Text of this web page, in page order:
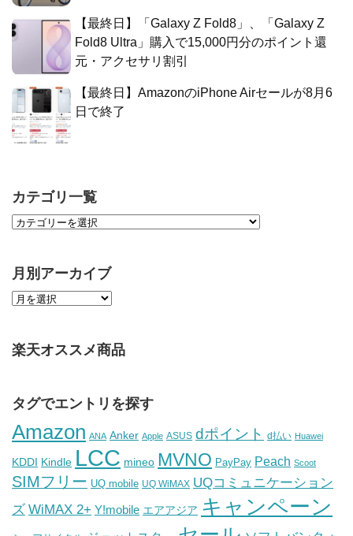
【最終日】「Galaxy Z Fold8」、「Galaxy Z
Fold8 Ultra」購入で15,000円分のポイント還
元・アクセサリ割引
【最終日】AmazonのiPhone Airセールが8月6
日で終了
カテゴリ一覧
月別アーカイブ
楽天オススメ商品
タグでエントリを探す
Amazon ANA Anker Apple ASUS dポイント d払い Huawei
KDDI Kindle LCC mineo MVNO PayPay Peach Scoot
SIMフリー UQ mobile UQ WiMAX UQコミュニケーション
ズ WiMAX 2+ Y!mobile エアアジア キャンペーン